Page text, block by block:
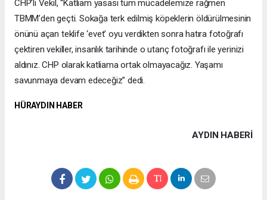
CHP’li Vekil, “Katliam yasası tüm mücadelemize rağmen
TBMM’den geçti. Sokağa terk edilmiş köpeklerin öldürülmesinin
önünü açan teklife ‘evet’ oyu verdikten sonra hatıra fotoğrafı
çektiren vekiller, insanlık tarihinde o utanç fotoğrafı ile yerinizi
aldınız. CHP olarak katliama ortak olmayacağız. Yaşamı
savunmaya devam edeceğiz” dedi.
HÜRAYDIN HABER
AYDIN HABERİ